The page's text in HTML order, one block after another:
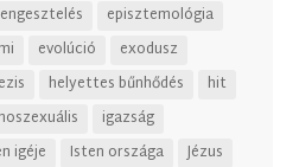
engesztelés
episztemológia
evolúció
exodusz
helyettes bűnhődés
hit
igazság
igéje Isten országa
Jézus